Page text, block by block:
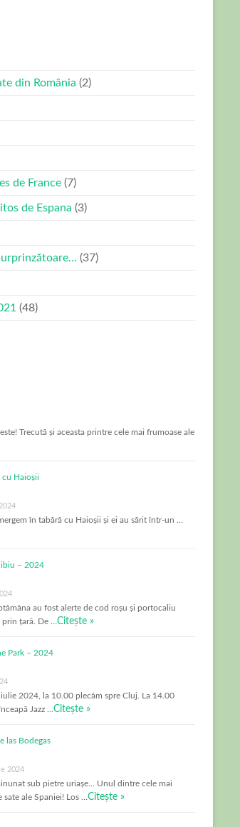
din România (2)
de France (7)
de Espana (3)
(37)
(48)
Trecută și aceasta printre cele mai frumoase ale
cu Haioșii
în tabără cu Haioșii și ei au sărit într-un …
– 2024
au fost alerte de cod roșu și portocaliu
țară. De … Citește »
Park – 2024
2024, la 10.00 plecăm spre Cluj. La 14.00
Jazz … Citește »
las Bodegas
2024
sub pietre uriașe… Unul dintre cele mai
sate ale Spaniei! Los … Citește »